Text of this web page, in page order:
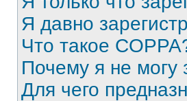
Я давно
Что такое
Почему я не могу
Для чего